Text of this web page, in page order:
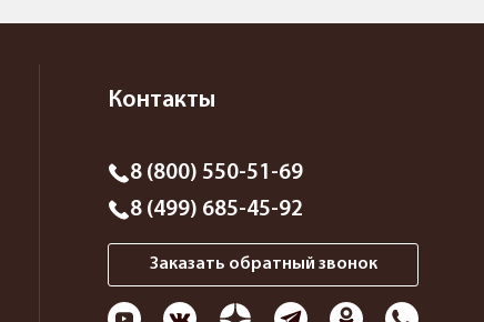
Контакты
8 (800) 550-51-69
8 (499) 685-45-92
Заказать обратный звонок